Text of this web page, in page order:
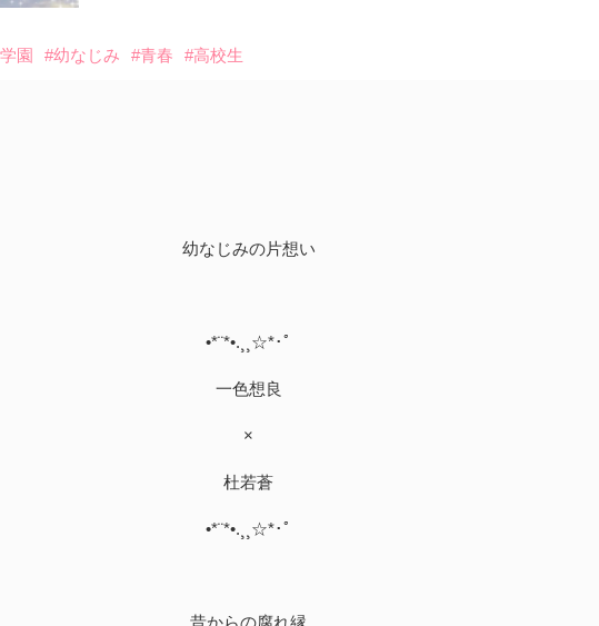
園 #幼なじみ #青春 #高校生
幼なじみの片想い
•*¨*•.¸¸☆*･ﾟ
一色想良
×
杜若蒼
•*¨*•.¸¸☆*･ﾟ
昔からの腐れ縁